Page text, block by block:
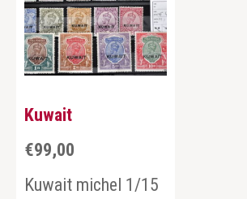
Kuwait
€99,00
Kuwait michel 1/15